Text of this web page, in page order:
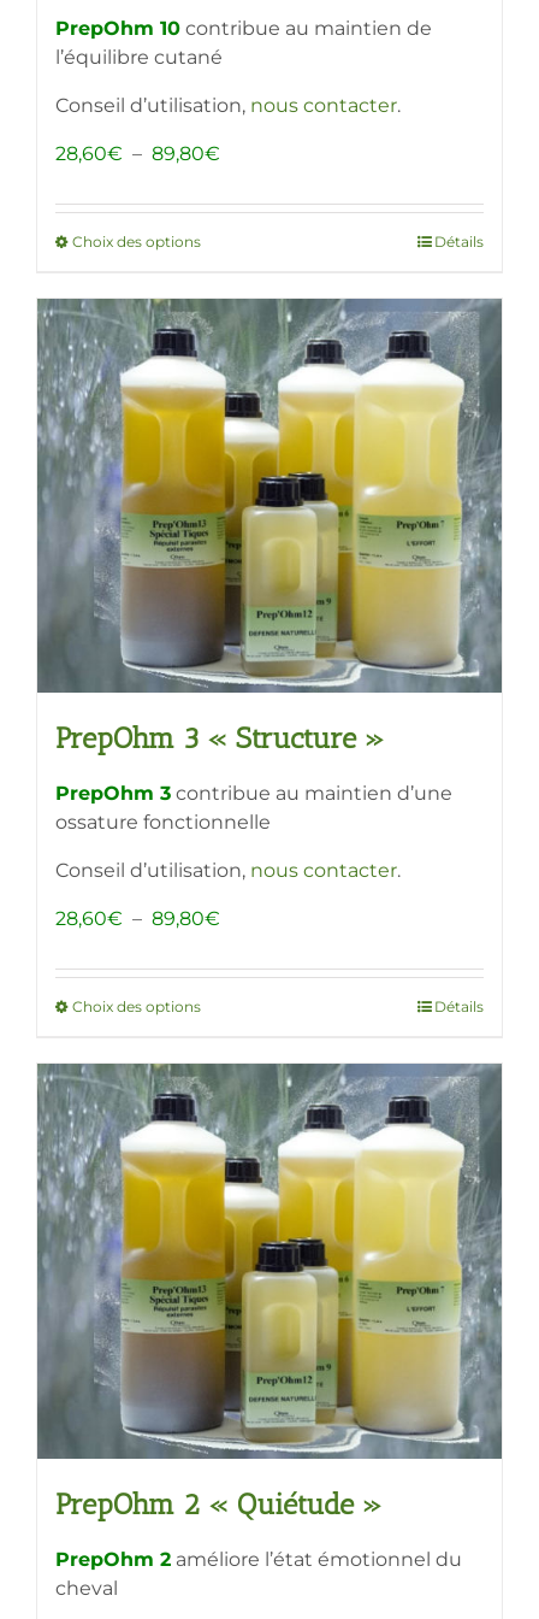
PrepOhm 10 contribue au maintien de
l’équilibre cutané
Conseil d’utilisation, nous contacter.
28,60€ – 89,80€
prix :
89,80€
Choix des optionsCe
a
plusieurs
variations.
Les
options
peuvent
être
choisies
sur
la
page
produit
Détails
PrepOhm 3 « Structure »
PrepOhm 3 contribue au maintien d’une
ossature fonctionnelle
Conseil d’utilisation, nous contacter.
28,60€ – 89,80€
prix :
89,80€
Choix des optionsCe
a
plusieurs
variations.
Les
options
peuvent
être
choisies
sur
la
page
produit
Détails
PrepOhm 2 « Quiétude »
PrepOhm 2 améliore l’état émotionnel du
cheval